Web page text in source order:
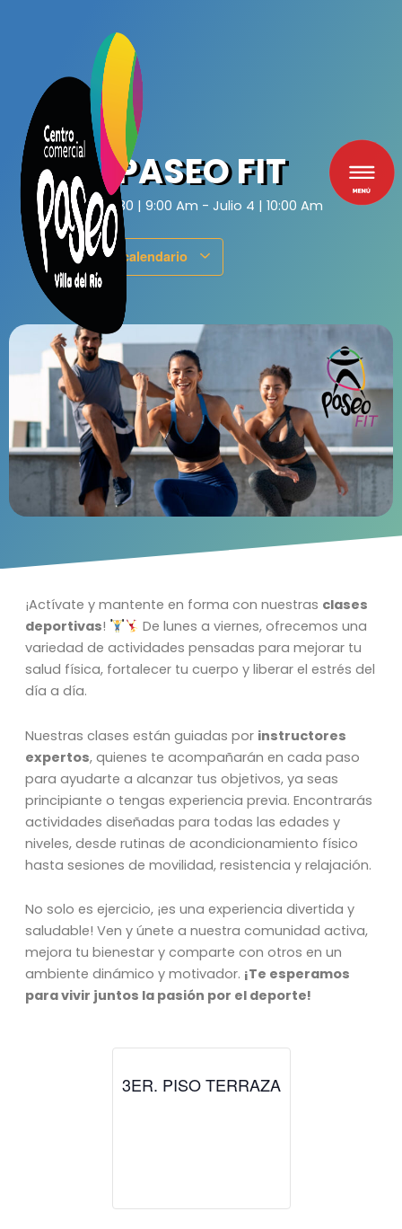
PASEO FIT
Junio 30 | 9:00 Am - Julio 4 | 10:00 Am
Añadir al calendario
¡Actívate y mantente en forma con nuestras clases
deportivas!
De lunes a viernes, ofrecemos una
variedad de actividades pensadas para mejorar tu
salud física, fortalecer tu cuerpo y liberar el estrés del
día a día.
Nuestras clases están guiadas por instructores
expertos, quienes te acompañarán en cada paso
para ayudarte a alcanzar tus objetivos, ya seas
principiante o tengas experiencia previa. Encontrarás
actividades diseñadas para todas las edades y
niveles, desde rutinas de acondicionamiento físico
hasta sesiones de movilidad, resistencia y relajación.
No solo es ejercicio, ¡es una experiencia divertida y
saludable! Ven y únete a nuestra comunidad activa,
mejora tu bienestar y comparte con otros en un
ambiente dinámico y motivador. ¡Te esperamos
para vivir juntos la pasión por el deporte!
3ER. PISO TERRAZA